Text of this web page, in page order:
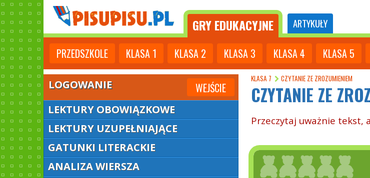
GRYEDUKACYJNE ARTYKUŁY
PRZEDSZKOLE KLASA 1 KLASA 2 KLASA 3 KLASA4 KLASA 5
KLASA 7 CZYTANIE ZE ZROZUMIENIEM
CZYTANIE ZE
Przeczytaj uważnie tekst,
LOGOWANIE WEJŚCIE
LEKTURY OBOWIĄZKOWE
LEKTURY UZUPEŁNIAJĄCE
GATUNKI LITERACKIE
ANALIZA WIERSZA